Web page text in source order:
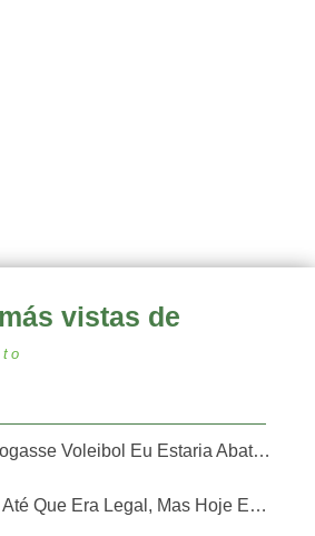
vistas de
Se Eu Não Jogasse Voleibol Eu Estaria Abatendo Boi
Antigamente Até Que Era Legal, Mas Hoje Em Dia Perdeu a Graça